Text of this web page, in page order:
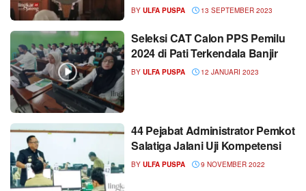
BY ULFA PUSPA 13 SEPTEMBER 2023
Seleksi CAT Calon PPS Pemilu
2024 di Pati Terkendala Banjir
BY ULFA PUSPA 12 JANUARI 2023
44 Pejabat Administrator Pemkot
Salatiga Jalani Uji Kompetensi
BY ULFA PUSPA 9 NOVEMBER 2022